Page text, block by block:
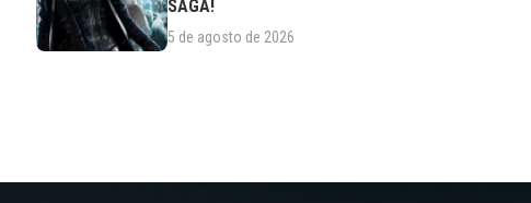
SAGA!
5 de agosto de 2026